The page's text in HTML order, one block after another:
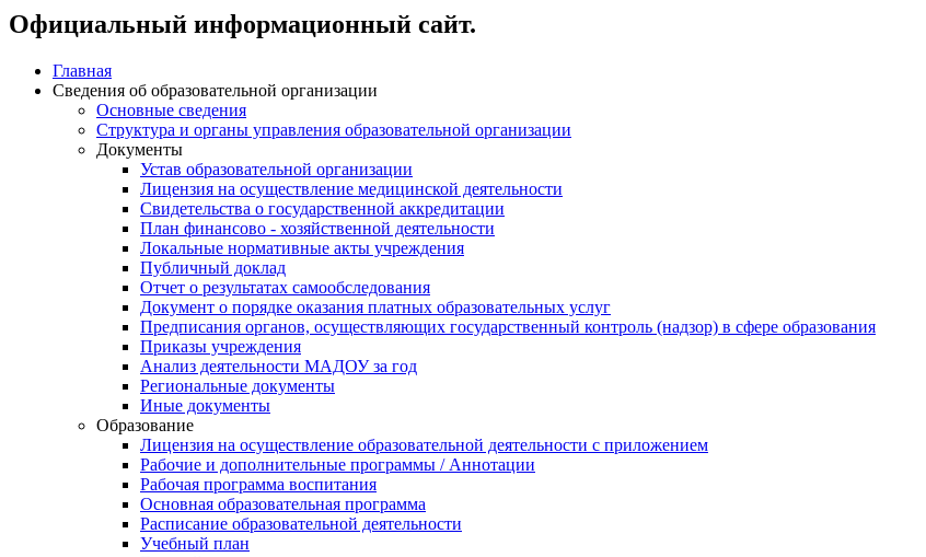
Официальный информационный сайт.
Главная
Сведения об образовательной организации
Основные сведения
Структура и органы управления образовательной организации
Документы
Устав образовательной организации
Лицензия на осуществление медицинской деятельности
Свидетельства о государственной аккредитации
План финансово - хозяйственной деятельности
Локальные нормативные акты учреждения
Публичный доклад
Отчет о результатах самообследования
Документ о порядке оказания платных образовательных услуг
Предписания органов, осуществляющих государственный контроль (надзор) в сфере образования
Приказы учреждения
Анализ деятельности МАДОУ за год
Региональные документы
Иные документы
Образование
Лицензия на осуществление образовательной деятельности с приложением
Рабочие и дополнительные программы / Аннотации
Рабочая программа воспитания
Основная образовательная программа
Расписание образовательной деятельности
Учебный план